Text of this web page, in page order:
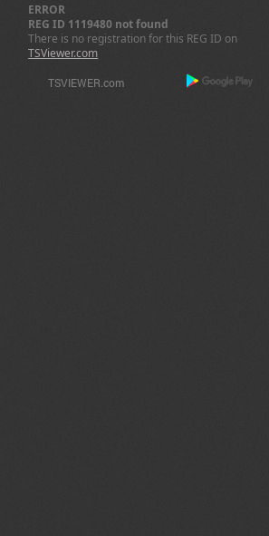
ERROR
REG ID 1119480 not found
There is no registration for this REG ID on
TSViewer.com